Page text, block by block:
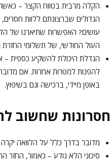
הקלה מרבית בטווח הקצר –
הגדולים שברצונתם ללוות
עושים? האפשרות שתיארנו של
העול החודשי, של תשלומי החזרת
הגדלת היכולת להשקיע כספית –
להפנות למטרות אחרות. אם
באופן מיידי, ברכישה וגם בשיפוץ.
חסרונות שחשוב
מדובר בדרך כלל על הלוואה
סיכוני הלא נודע – כאמור,